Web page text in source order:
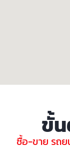
ขั้
ซื้อ-ขาย รถ